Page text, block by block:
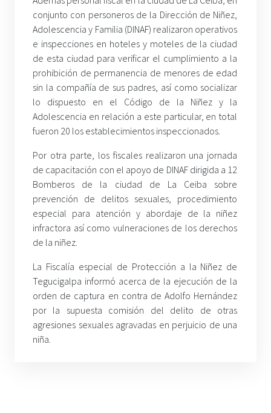
conjunto con personeros de la Dirección de Niñez,
Adolescencia y Familia (DINAF) realizaron operativos
e inspecciones en hoteles y moteles de la ciudad
de esta ciudad para verificar el cumplimiento a la
prohibición de permanencia de menores de edad
sin la compañía de sus padres, así como socializar
lo dispuesto en el Código de la Niñez y la
Adolescencia en relación a este particular, en total
fueron 20 los establecimientos inspeccionados.
Por otra parte, los fiscales realizaron una jornada
de capacitación con el apoyo de DINAF dirigida a 12
Bomberos de la ciudad de La Ceiba sobre
prevención de delitos sexuales, procedimiento
especial para atención y abordaje de la niñez
infractora así como vulneraciones de los derechos
de la niñez.
La Fiscalía especial de Protección a la Niñez de
Tegucigalpa informó acerca de la ejecución de la
orden de captura en contra de Adolfo Hernández
por la supuesta comisión del delito de otras
agresiones sexuales agravadas en perjuicio de una
niña.